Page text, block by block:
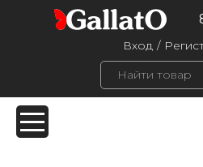
Вход /